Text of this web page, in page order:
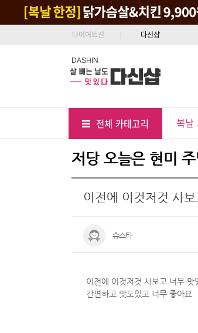
다이어트신 다신샵
DASHIN
전체 카테고리 복날
저당 오늘은 현미
이전에 이것저것 사
슈스타
이전에 이것저것 사보고 너무 맛
간편하고 맛도있고 너무 좋아요